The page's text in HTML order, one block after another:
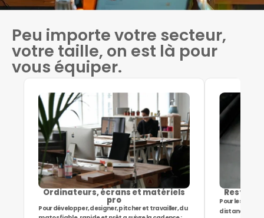
Peu importe votre secteur,
votre taille, on est là pour
vous équiper.
Ordinateurs, écrans et matériels
pro
Pour développer, designer, pitcher et travailler, du
Rester
Pour les calls,
distance :